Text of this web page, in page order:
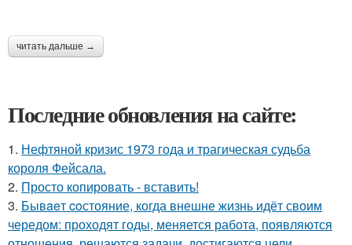
читать дальше →
Последние обновления на сайте:
1. Нефтяной кризис 1973 года и трагическая судьба
короля Фейсала.
2. Просто копировать - вставить!
3. Бывaeт coстояние, когда внешне жизнь идёт своим
чередом: проходят годы, меняется работа, появляются